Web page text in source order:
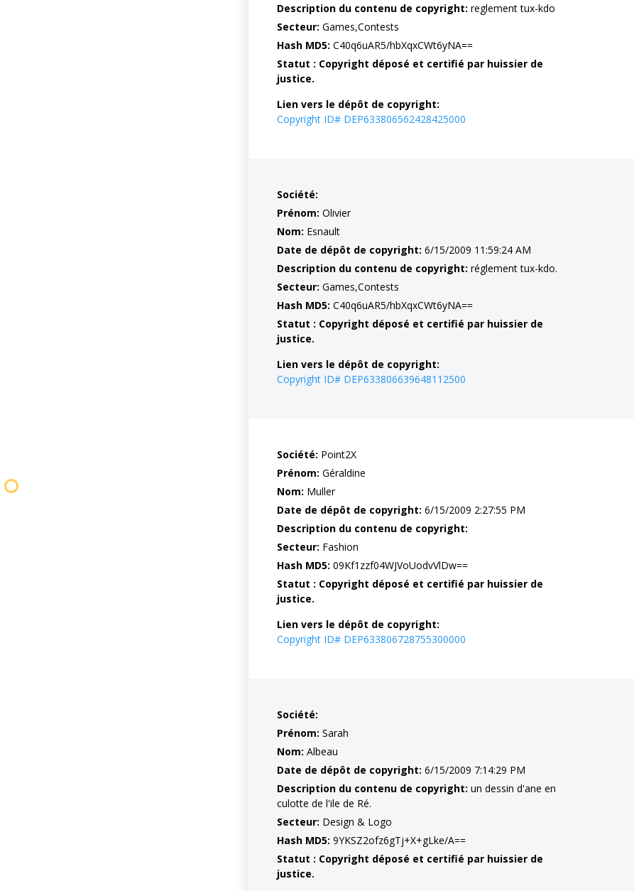
Description du contenu de copyright: reglement tux-kdo
Secteur: Games,Contests
Hash MD5: C40q6uAR5/hbXqxCWt6yNA==
Statut : Copyright déposé et certifié par huissier de
justice.
Lien vers le dépôt de copyright:
Copyright ID# DEP633806562428425000
Société:
Prénom: Olivier
Nom: Esnault
Date de dépôt de copyright: 6/15/2009 11:59:24 AM
Description du contenu de copyright: réglement tux-kdo.
Secteur: Games,Contests
Hash MD5: C40q6uAR5/hbXqxCWt6yNA==
Statut : Copyright déposé et certifié par huissier de
justice.
Lien vers le dépôt de copyright:
Copyright ID# DEP633806639648112500
Société: Point2X
Prénom: Géraldine
Nom: Muller
Date de dépôt de copyright: 6/15/2009 2:27:55 PM
Description du contenu de copyright:
Secteur: Fashion
Hash MD5: 09Kf1zzf04WJVoUodvVlDw==
Statut : Copyright déposé et certifié par huissier de
justice.
Lien vers le dépôt de copyright:
Copyright ID# DEP633806728755300000
Société:
Prénom: Sarah
Nom: Albeau
Date de dépôt de copyright: 6/15/2009 7:14:29 PM
Description du contenu de copyright: un dessin d'ane en
culotte de l'ile de Ré.
Secteur: Design & Logo
Hash MD5: 9YKSZ2ofz6gTj+X+gLke/A==
Statut : Copyright déposé et certifié par huissier de
justice.